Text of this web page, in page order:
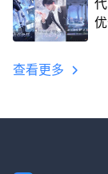
查看更多